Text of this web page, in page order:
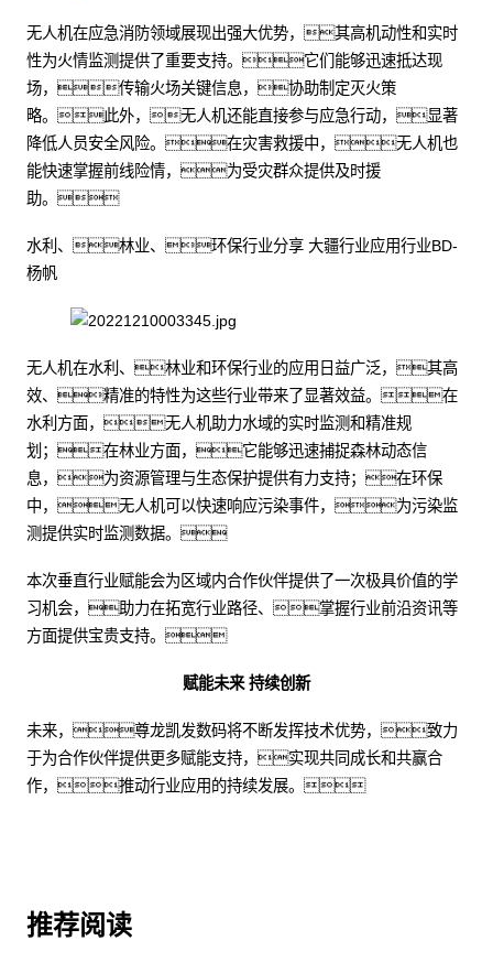
无人机在应急消防领域展现出强大优势，其高机动性和实时
性为火情监测提供了重要支持。它们能够迅速抵达现
场，传输火场关键信息，协助制定灭火策
略。此外，无人机还能直接参与应急行动，显著
降低人员安全风险。在灾害救援中，无人机也
能快速掌握前线险情，为受灾群众提供及时援
助。
水利、林业、环保行业分享 大疆行业应用行业BD-
杨帆
无人机在水利、林业和环保行业的应用日益广泛，其高
效、精准的特性为这些行业带来了显著效益。在
水利方面，无人机助力水域的实时监测和精准规
划；在林业方面，它能够迅速捕捉森林动态信
息，为资源管理与生态保护提供有力支持；在环保
中，无人机可以快速响应污染事件，为污染监
测提供实时监测数据。
本次垂直行业赋能会为区域内合作伙伴提供了一次极具价值的学
习机会，助力在拓宽行业路径、掌握行业前沿资讯等
方面提供宝贵支持。
赋能未来 持续创新
未来，尊龙凯发数码将不断发挥技术优势，致力
于为合作伙伴提供更多赋能支持，实现共同成长和共赢合
作，推动行业应用的持续发展。
推荐阅读